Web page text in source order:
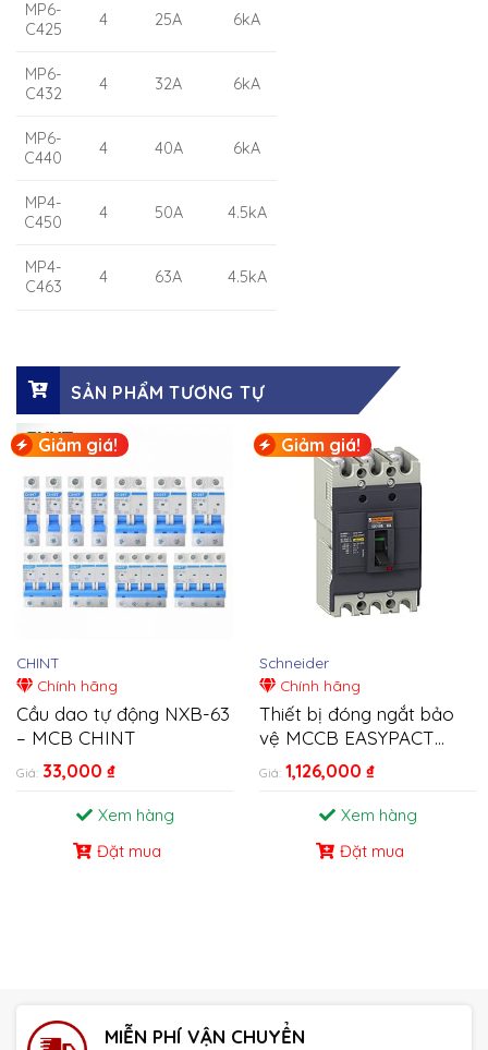
MP6-
C425
4 25A 6kA
MP6-
C432
4 32A 6kA
MP6-
C440
4 40A 6kA
MP4-
C450
4 50A 4.5kA
MP4-
C463
4 63A 4.5kA
SẢN PHẨM TƯƠNG TỰ
Giảm giá!
CHINT
Chính hãng
Cầu dao tự động NXB-63
– MCB CHINT
Giá: 33,000 ₫
Xem hàng
Đặt mua
Giảm giá!
Schneider
Chính hãng
Thiết bị đóng ngắt bảo
vệ MCCB EASYPACT
EZC100 3P 10KA 40A-
100A
Giá: 1,126,000 ₫
Xem hàng
Đặt mua
MIỄN PHÍ VẬN CHUYỂN